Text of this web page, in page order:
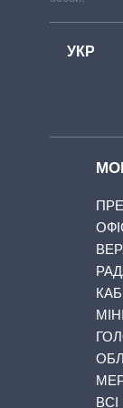
УКР